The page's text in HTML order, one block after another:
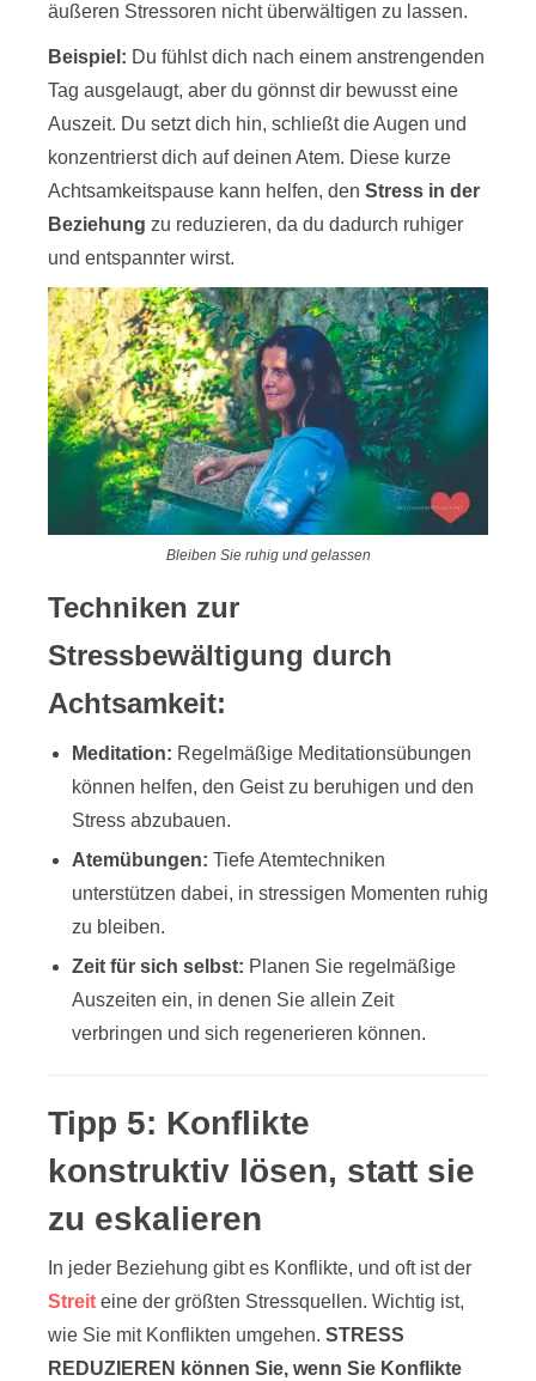
äußeren Stressoren nicht überwältigen zu lassen.
Beispiel: Du fühlst dich nach einem anstrengenden
Tag ausgelaugt, aber du gönnst dir bewusst eine
Auszeit. Du setzt dich hin, schließt die Augen und
konzentrierst dich auf deinen Atem. Diese kurze
Achtsamkeitspause kann helfen, den Stress in der
Beziehung zu reduzieren, da du dadurch ruhiger
und entspannter wirst.
Bleiben Sie ruhig und gelassen
Techniken zur
Stressbewältigung durch
Achtsamkeit:
Meditation: Regelmäßige Meditationsübungen
können helfen, den Geist zu beruhigen und den
Stress abzubauen.
Atemübungen: Tiefe Atemtechniken
unterstützen dabei, in stressigen Momenten ruhig
zu bleiben.
Zeit für sich selbst: Planen Sie regelmäßige
Auszeiten ein, in denen Sie allein Zeit
verbringen und sich regenerieren können.
Tipp 5: Konflikte
konstruktiv lösen, statt sie
zu eskalieren
In jeder Beziehung gibt es Konflikte, und oft ist der
Streit eine der größten Stressquellen. Wichtig ist,
wie Sie mit Konflikten umgehen. STRESS
REDUZIEREN können Sie, wenn Sie Konflikte